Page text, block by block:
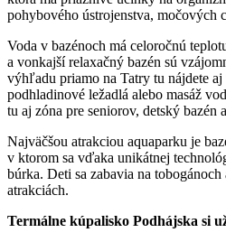
pohybového ústrojenstva, močových
Voda v bazénoch má celoročnú
a vonkajší relaxačný bazén sú
výhľadu priamo na Tatry tu nájdete aj
podhladinové ležadlá alebo masáž
tu aj zóna pre seniorov, detský bazén
Najväčšou atrakciou aquaparku je
v ktorom sa vďaka unikátnej
búrka. Deti sa zabavia na
atrakciách.
Termálne kúpalisko Podhájska si